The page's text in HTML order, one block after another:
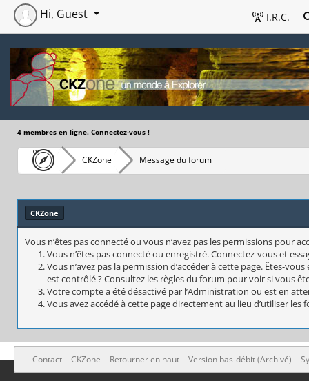
I.R.C.
Hi, Guest
4 membres en ligne. Connectez-vous !
CKZone Message du forum
CKZone
Vous n’êtes pas connecté ou vous n’avez pas les permissions pour
Vous n’êtes pas connecté ou enregistré. Connectez-vous et
Vous n’avez pas la permission d’accéder à cette page. Êtes-
est contrôlé ? Consultez les règles du forum pour voir si vous
Votre compte a été désactivé par l’Administration ou est en
Vous avez accédé à cette page directement au lieu d’utiliser
Contact CKZone Retourner en haut Version bas-débit (Archivé)